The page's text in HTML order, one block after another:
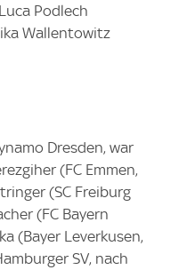
Podlech
Wallentowitz
Dresden, war
(FC Emmen,
(SC Freiburg
(FC Bayern
(Bayer Leverkusen,
SV, nach